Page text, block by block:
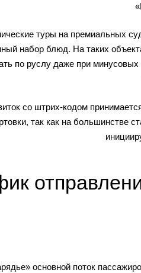
туры на премиальных
набор блюд. На таких
по руслу даже при
со штрих-кодом
так как на большинстве
основной поток